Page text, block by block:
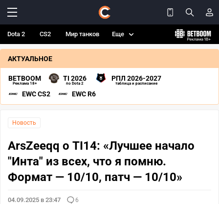
Dota 2 CS2 Мир танков Еще
АКТУАЛЬНОЕ
BETBOOM
Реклама 18+
TI 2026
по Dota 2
РПЛ 2026-2027
таблица и расписание
EWC CS2 EWC R6
Новость
ArsZeeqq о TI14: «Лучшее начало
"Инта" из всех, что я помню.
Формат — 10/10, патч — 10/10»
04.09.2025 в 23:47 6